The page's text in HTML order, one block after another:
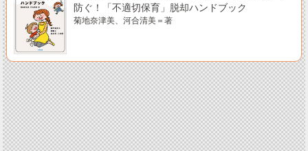
防ぐ！「不適切保育」脱却ハンドブック
菊地奈津美、河合清美＝著